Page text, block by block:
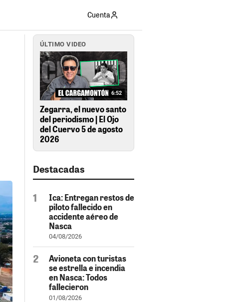
Cuenta
ÚLTIMO VIDEO
6:52
Zegarra, el nuevo santo
del periodismo | El Ojo
del Cuervo 5 de agosto
2026
Destacadas
Ica: Entregan restos de
piloto fallecido en
accidente aéreo de
Nasca
04/08/2026
Avioneta con turistas
se estrella e incendia
en Nasca: Todos
fallecieron
01/08/2026